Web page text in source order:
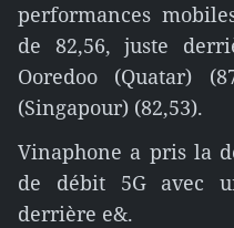
performances
de 82,56, juste
Ooredoo (Quatar)
(Singapour) (82,53).
Vinaphone a pris la
de débit 5G avec
derrière e&.